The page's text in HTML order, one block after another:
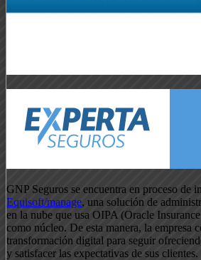
GNP Seguros se encuentra en proceso de
Equisoft/manage, una solución de
en la nube que usa OIPA (Oracle
como núcleo. De esta manera, la empresa
transformación digital para seguir
y satisfacer las expectativas de sus clientes.